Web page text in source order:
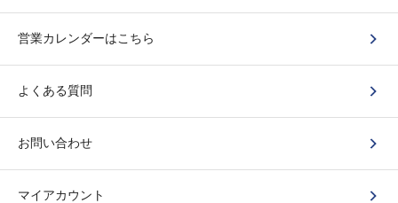
営業カレンダーはこちら
よくある質問
お問い合わせ
マイアカウント